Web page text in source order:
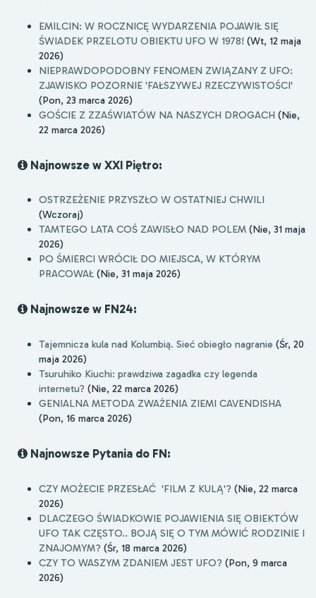
EMILCIN: W ROCZNICĘ WYDARZENIA POJAWIŁ SIĘ
ŚWIADEK PRZELOTU OBIEKTU UFO W 1978! (Wt, 12 maja
2026)
NIEPRAWDOPODOBNY FENOMEN ZWIĄZANY Z UFO:
ZJAWISKO POZORNIE 'FAŁSZYWEJ RZECZYWISTOŚCI'
(Pon, 23 marca 2026)
GOŚCIE Z ZZAŚWIATÓW NA NASZYCH DROGACH (Nie,
22 marca 2026)
Najnowsze w XXI Piętro:
OSTRZEŻENIE PRZYSZŁO W OSTATNIEJ CHWILI
(Wczoraj)
TAMTEGO LATA COŚ ZAWISŁO NAD POLEM (Nie, 31 maja
2026)
PO ŚMIERCI WRÓCIŁ DO MIEJSCA, W KTÓRYM
PRACOWAŁ (Nie, 31 maja 2026)
Najnowsze w FN24:
Tajemnicza kula nad Kolumbią. Sieć obiegło nagranie (Śr, 20
maja 2026)
Tsuruhiko Kiuchi: prawdziwa zagadka czy legenda
internetu? (Nie, 22 marca 2026)
GENIALNA METODA ZWAŻENIA ZIEMI CAVENDISHA
(Pon, 16 marca 2026)
Najnowsze Pytania do FN:
CZY MOŻECIE PRZESŁAĆ 'FILM Z KULĄ'? (Nie, 22 marca
2026)
DLACZEGO ŚWIADKOWIE POJAWIENIA SIĘ OBIEKTÓW
UFO TAK CZĘSTO.. BOJĄ SIĘ O TYM MÓWIĆ RODZINIE I
ZNAJOMYM? (Śr, 18 marca 2026)
CZY TO WASZYM ZDANIEM JEST UFO? (Pon, 9 marca
2026)